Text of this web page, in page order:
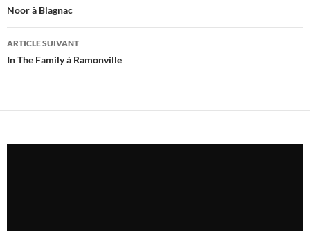
des
articles
Noor à Blagnac
ARTICLE SUIVANT
In The Family à Ramonville